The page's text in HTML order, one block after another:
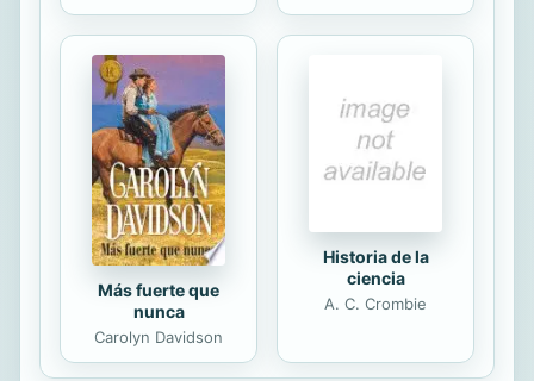
Más fuerte que
nunca
Carolyn Davidson
Historia de la
ciencia
A. C. Crombie